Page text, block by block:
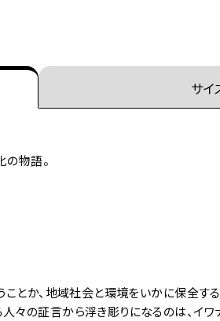
サイ
の物語。
とか、地域社会と環境をいかに保全す
々の証言から浮き彫りになるのは、イ